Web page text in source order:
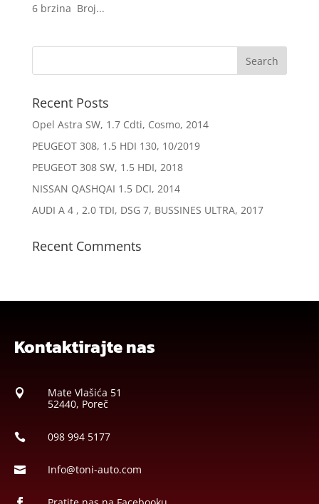
6 brzina Broj...
Recent Posts
Opel Astra SW, 1.7 Cdti, Cosmo, 2014
PEUGEOT 308, 1.5 HDI 130, 10/2019
PEUGEOT 308 SW, 1.5 HDI, 2018
NISSAN QASHQAI 1.5 DCI, 2014
AUDI A 4 , 2.0 TDI, DSG 7, BUSSINES ULTRA, 2017
Recent Comments
Kontaktirajte nas

Mate Vlašića 51
52440, Poreč
 098 994 5177
 Info@toni-auto.com